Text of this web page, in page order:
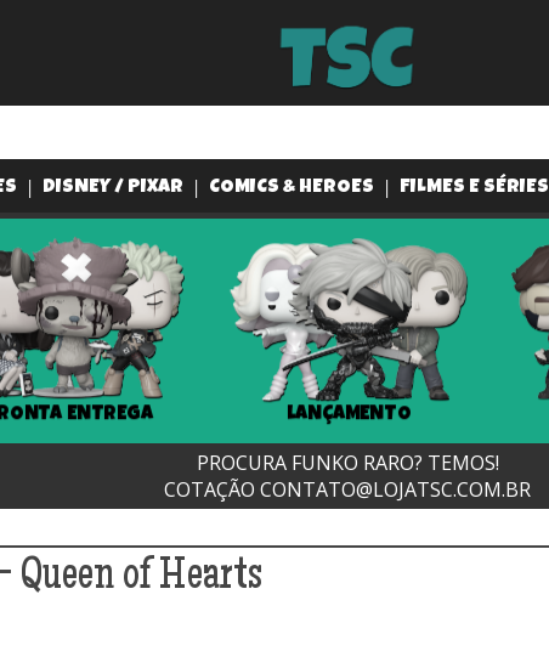
DISNEY / PIXAR COMICS & HEROES FILMES E SÉRIES
ENTREGA LANÇAMENTO
PROCURA FUNKO RARO? TEMOS!
COTAÇÃO CONTATO@LOJATSC.COM.BR
of Hearts